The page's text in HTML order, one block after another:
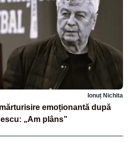
Ionuț Nichita
emoționantă după
„Am plâns”